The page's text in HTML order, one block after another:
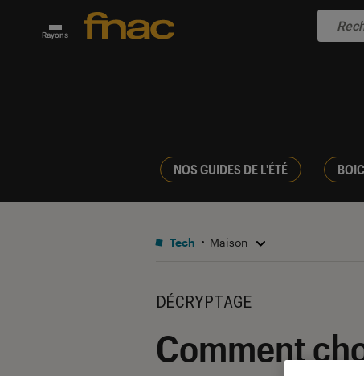
Rayons
NOS GUIDES DE L'ÉTÉ
Tech Maison
DÉCRYPTAGE
Comment